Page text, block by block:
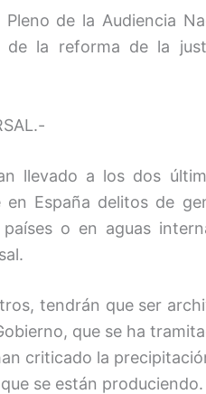
de la Audiencia
la reforma de la
llevado a los dos
en España delitos de
o en aguas
tendrán que ser
que se ha
criticado la
se están produciendo.